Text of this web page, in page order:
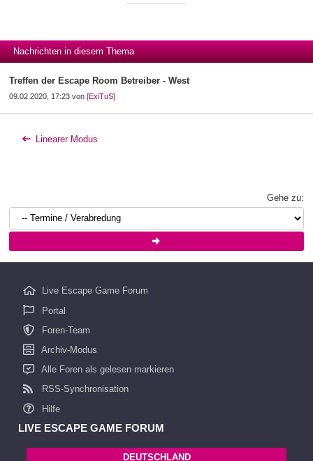
Nachrichten in diesem Thema
Treffen der Escape Room Betreiber - West
09.02.2020, 17:23 von [ExiTuS]
Linearer Modus
Gehe zu:
Live Escape Game Forum
Portal
Foren-Team
Archiv-Modus
Alle Foren als gelesen markieren
RSS-Synchronisation
Hilfe
LIVE ESCAPE GAME FORUM
DEUTSCHLAND